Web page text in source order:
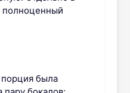
полноценный
была